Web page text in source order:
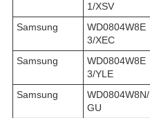
1/XSV
Samsung
WD0804W8E
3/XEC
Samsung
WD0804W8E
3/YLE
Samsung
WD0804W8N/
GU